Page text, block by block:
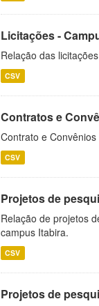
Licitações -
Relação das
CSV
Contratos e
Contrato e Convênios
CSV
Projetos de
Relação de projetos
campus Itabira.
CSV
Projetos de